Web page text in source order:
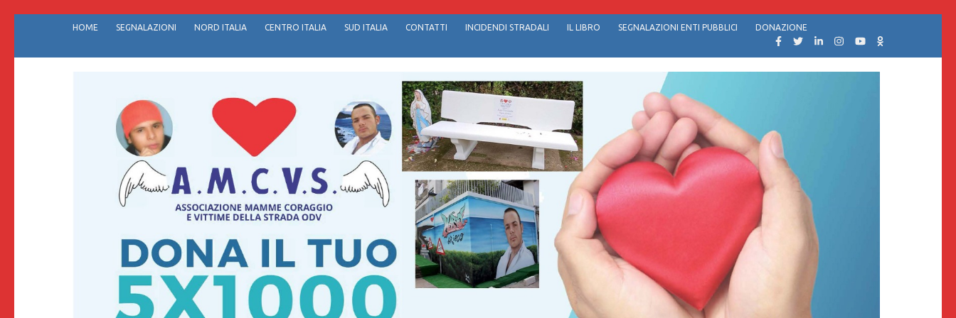
contenuto
HOME SEGNALAZIONI NORD ITALIA CENTRO ITALIA SUD ITALIA CONTATTI INCIDENDI STRADALI IL LIBRO SEGNALAZIONI ENTI PUBBLICI DONAZIONE